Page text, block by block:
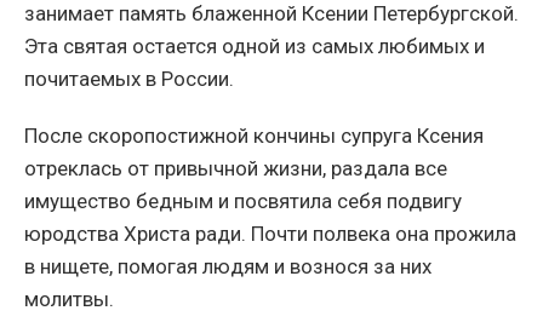
занимает память блаженной Ксении Петербургской.
Эта святая остается одной из самых любимых и
почитаемых в России.
После скоропостижной кончины супруга Ксения
отреклась от привычной жизни, раздала все
имущество бедным и посвятила себя подвигу
юродства Христа ради. Почти полвека она прожила
в нищете, помогая людям и вознося за них
молитвы.